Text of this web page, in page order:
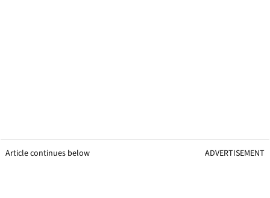
Article continues below ADVERTISEMENT